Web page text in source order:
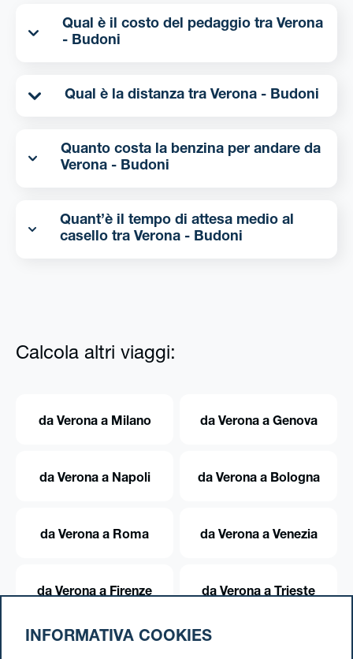
Qual è il costo del pedaggio tra Verona
- Budoni
Qual è la distanza tra Verona - Budoni
Quanto costa la benzina per andare da
Verona - Budoni
Quant’è il tempo di attesa medio al
casello tra Verona - Budoni
Calcola altri viaggi:
da Verona a Milano da Verona a Genova
da Verona a Napoli da Verona a Bologna
da Verona a Roma da Verona a Venezia
da Verona a Firenze da Verona a Trieste
INFORMATIVA COOKIES